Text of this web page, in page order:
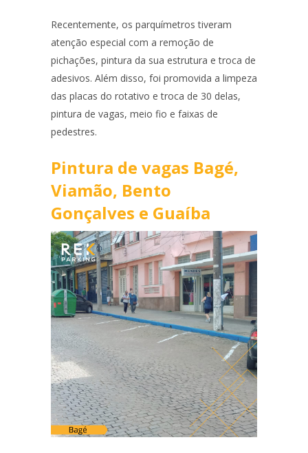
Recentemente, os parquímetros tiveram
atenção especial com a remoção de
pichações, pintura da sua estrutura e troca de
adesivos. Além disso, foi promovida a limpeza
das placas do rotativo e troca de 30 delas,
pintura de vagas, meio fio e faixas de
pedestres.
Pintura de vagas Bagé,
Viamão, Bento
Gonçalves e Guaíba